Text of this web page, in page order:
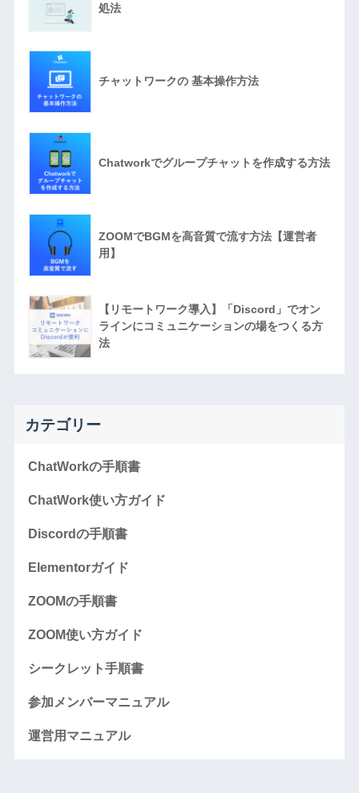
処法
チャットワークの 基本操作方法
Chatworkでグループチャットを作成する方法
ZOOMでBGMを高音質で流す方法【運営者
用】
【リモートワーク導入】「Discord」でオン
ラインにコミュニケーションの場をつくる方
法
カテゴリー
ChatWorkの手順書
ChatWork使い方ガイド
Discordの手順書
Elementorガイド
ZOOMの手順書
ZOOM使い方ガイド
シークレット手順書
参加メンバーマニュアル
運営用マニュアル